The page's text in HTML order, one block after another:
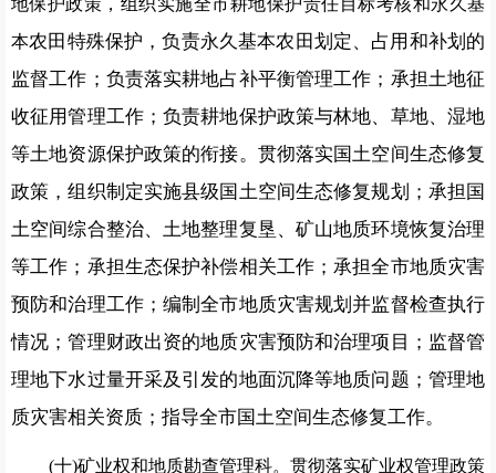
地保护政策，组织实施全市耕地保护责任目标考核和永久基
本农田特殊保护，负责永久基本农田划定、占用和补划的
监督工作； 负责落实耕地占补平衡管理工作；承担土地征
收征用管理工作；负责耕地保护政策与林地、草地、湿地
等土地资源保护政策的衔接。贯彻落实国土空间生态修复
政策，组织制定实施县级国土空间生态修复规划；承担国
土空间综合整治、土地整理复垦、矿山地质环境恢复治理
等工作；承担生态保护补偿相关工作；承担全市地质灾害
预防和治理工作；编制全市地质灾害规划并监督检查执行
情况；管理财政出资的地质灾害预防和治理项目；监督管
理地下水过量开采及引发的地面沉降等地质问题；管理地
质灾害相关资质；指导全市国土空间生态修复工作。
(十)矿业权和地质勘查管理科。 贯彻落实矿业权管理政策